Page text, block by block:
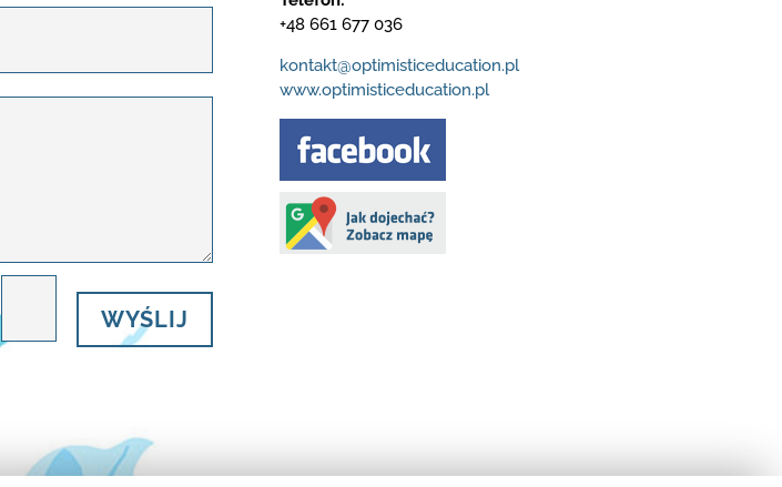
WYŚLIJ
+48 661 677 036
kontakt@optimisticeducation.pl
www.optimisticeducation.pl